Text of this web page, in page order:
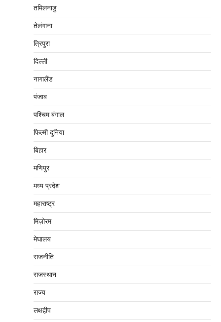
तमिलनाडु
तेलंगाना
त्रिपुरा
दिल्‍ली
नागालैंड
पंजाब
पश्चिम बंगाल
फिल्मी दुनिया
बिहार
मणिपुर
मध्‍य प्रदेश
महाराष्‍ट्र
मिज़ोरम
मेघालय
राजनीति
राजस्थान
राज्य
लक्षद्वीप